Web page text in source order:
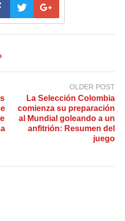
OLDER POST
La Selección Colombia
comienza su preparación
al Mundial goleando a un
anfitrión: Resumen del
juego